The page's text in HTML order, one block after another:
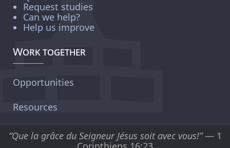
Request studies
Can we help?
Help us improve
Work together
Opportunities
Resources
“Que la grâce du Seigneur Jésus soit avec vous!”— 1